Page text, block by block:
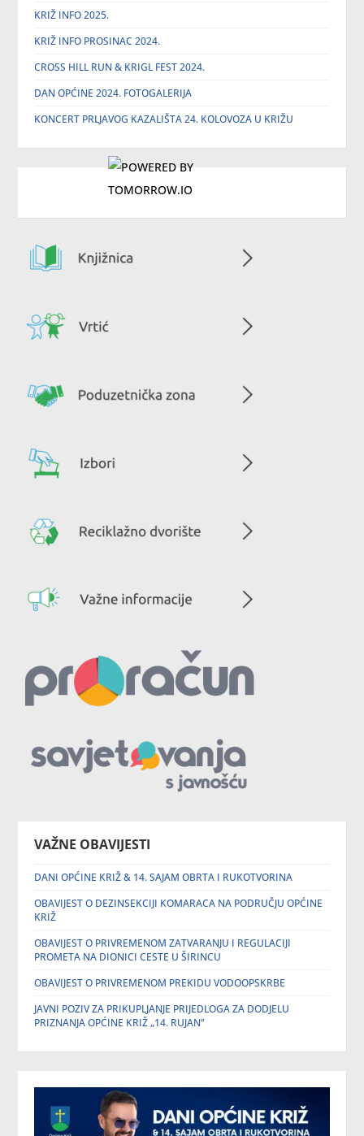
KRIŽ INFO 2025.
KRIŽ INFO PROSINAC 2024.
CROSS HILL RUN & KRIGL FEST 2024.
DAN OPĆINE 2024. FOTOGALERIJA
KONCERT PRLJAVOG KAZALIŠTA 24. KOLOVOZA U KRIŽU
VAŽNE OBAVIJESTI
DANI OPĆINE KRIŽ & 14. SAJAM OBRTA I RUKOTVORINA
OBAVIJEST O DEZINSEKCIJI KOMARACA NA PODRUČJU OPĆINE
KRIŽ
OBAVIJEST O PRIVREMENOM ZATVARANJU I REGULACIJI
PROMETA NA DIONICI CESTE U ŠIRINCU
OBAVIJEST O PRIVREMENOM PREKIDU VODOOPSKRBE
JAVNI POZIV ZA PRIKUPLJANJE PRIJEDLOGA ZA DODJELU
PRIZNANJA OPĆINE KRIŽ „14. RUJAN“